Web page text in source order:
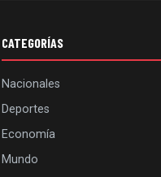
CATEGORÍAS
Nacionales
Deportes
Economía
Mundo